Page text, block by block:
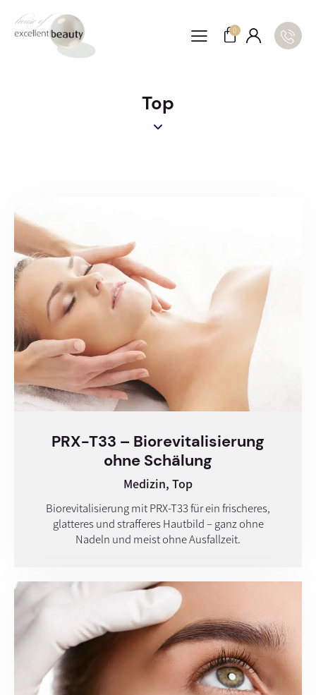
0
Top
PRX-T33 – Biorevitalisierung
ohne Schälung
Medizin, Top
Biorevitalisierung mit PRX-T33 für ein frischeres,
glatteres und strafferes Hautbild – ganz ohne
Nadeln und meist ohne Ausfallzeit.